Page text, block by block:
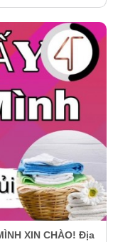
XIN CHÀO! Địa